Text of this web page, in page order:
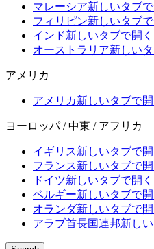
マレーシア新しいタブで
フィリピン新しいタブで
インド新しいタブで開く
オーストラリア新しい
アメリカ
アメリカ新しいタブで開
ヨーロッパ / 中東 / アフリカ
イギリス新しいタブで開
フランス新しいタブで開
ドイツ新しいタブで開く
ベルギー新しいタブで開
オランダ新しいタブで開
アラブ首長国連邦新し